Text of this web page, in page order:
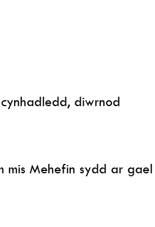
diwrnod
mis Mehefin sydd ar gael